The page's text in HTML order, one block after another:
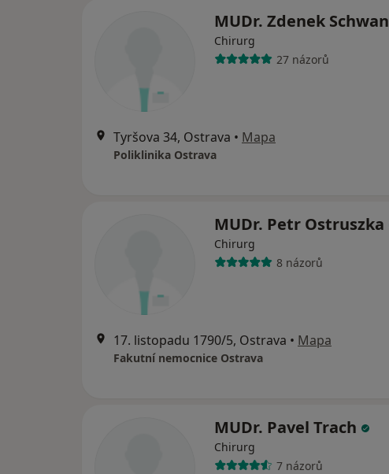
MUDr. Zdenek Schwan
Chirurg
27 názorů
Tyršova 34, Ostrava • Mapa
Poliklinika Ostrava
MUDr. Petr Ostruszka
Chirurg
8 názorů
17. listopadu 1790/5, Ostrava • Mapa
Fakutní nemocnice Ostrava
MUDr. Pavel Trach
Chirurg
7 názorů